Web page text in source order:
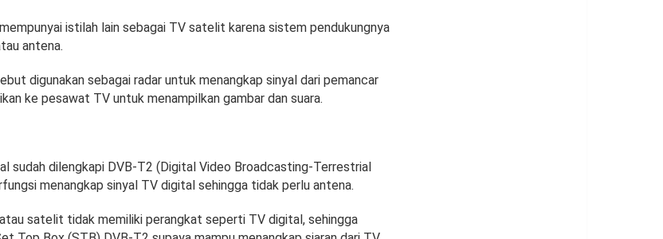
istilah lain sebagai TV satelit karena sistem pendukungnya
antena.
digunakan sebagai radar untuk menangkap sinyal dari pemancar
ke pesawat TV untuk menampilkan gambar dan suara.
sudah dilengkapi DVB-T2 (Digital Video Broadcasting-Terrestrial
menangkap sinyal TV digital sehingga tidak perlu antena.
satelit tidak memiliki perangkat seperti TV digital, sehingga